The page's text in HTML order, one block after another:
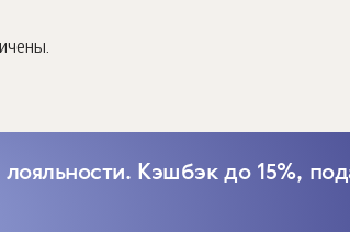
Кэшбэк до 15%,